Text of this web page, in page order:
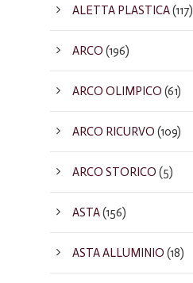
ALETTA PLASTICA(117)
ARCO (196)
ARCO OLIMPICO (61)
ARCO RICURVO (109)
ARCO STORICO (5)
ASTA(156)
ASTA ALLUMINIO (18)